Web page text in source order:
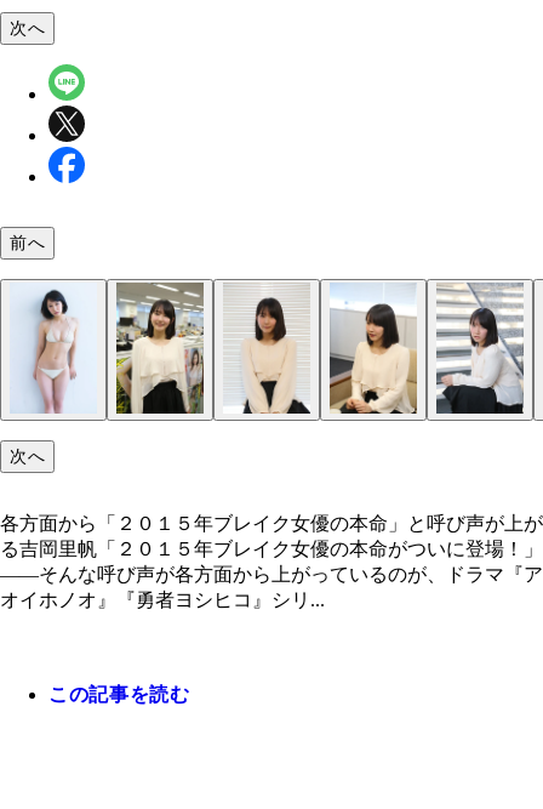
次へ
前へ
次へ
各方面から「２０１５年ブレイク女優の本命」と呼び声が上が
る吉岡里帆「２０１５年ブレイク女優の本命がついに登場！」
――そんな呼び声が各方面から上がっているのが、ドラマ『ア
オイホノオ』『勇者ヨシヒコ』シリ...
この記事を読む